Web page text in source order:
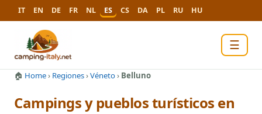
IT EN DE FR NL ES CS DA PL RU HU
☰
🏠 Home› Regiones›Véneto› Belluno
Campings y pueblos turísticos en